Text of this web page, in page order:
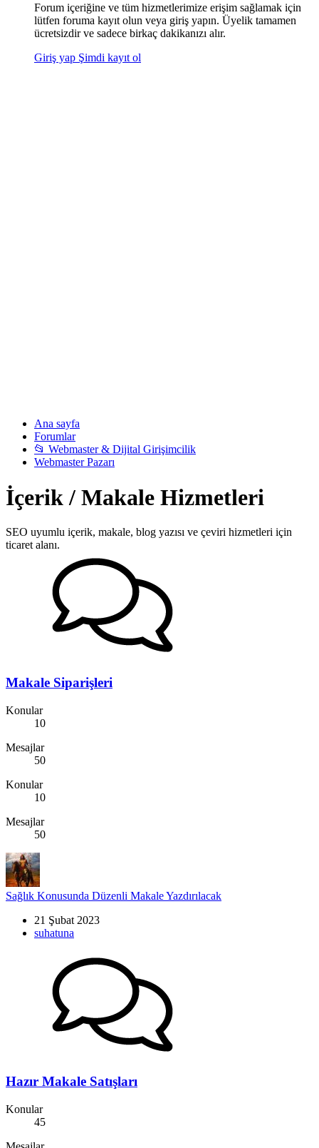
Forum içeriğine ve tüm hizmetlerimize erişim sağlamak için
lütfen foruma kayıt olun veya giriş yapın. Üyelik tamamen
ücretsizdir ve sadece birkaç dakikanızı alır.
Giriş yap Şimdi kayıt ol
Ana sayfa
Forumlar
📂 Webmaster & Dijital Girişimcilik
Webmaster Pazarı
İçerik / Makale Hizmetleri
SEO uyumlu içerik, makale, blog yazısı ve çeviri hizmetleri için
ticaret alanı.
Makale Siparişleri
Konular
10
Mesajlar
50
Konular
10
Mesajlar
50
Sağlık Konusunda Düzenli Makale Yazdırılacak
21 Şubat 2023
suhatuna
Hazır Makale Satışları
Konular
45